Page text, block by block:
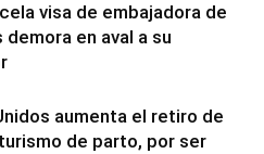
visa de embajadora de
demora en aval a su
aumenta el retiro de
de parto, por ser